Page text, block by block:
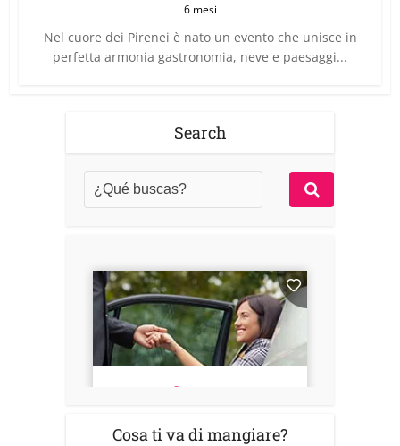
6 mesi
Nel cuore dei Pirenei è nato un evento che unisce in
perfetta armonia gastronomia, neve e paesaggi...
Search
Cosa ti va di mangiare?